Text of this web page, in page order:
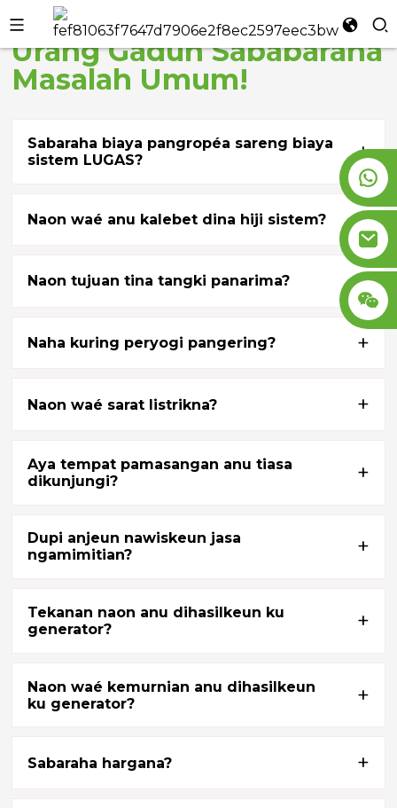
Urang Gaduh Sababaraha
Masalah Umum!
Sabaraha biaya pangropéa sareng biaya
sistem LUGAS?
+
Naon waé anu kalebet dina hiji sistem? +
Naon tujuan tina tangki panarima? +
Naha kuring peryogi pangering? +
Naon waé sarat listrikna? +
Aya tempat pamasangan anu tiasa
dikunjungi?
+
Dupi anjeun nawiskeun jasa
ngamimitian?
+
Tekanan naon anu dihasilkeun ku
generator?
+
Naon waé kemurnian anu dihasilkeun
ku generator?
+
Sabaraha hargana? +